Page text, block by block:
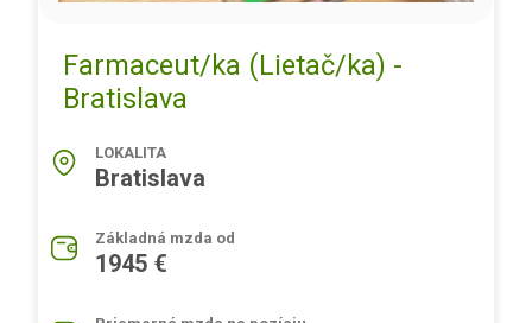
Farmaceut/ka (Lietač/ka) -
Bratislava
LOKALITA
Bratislava
Základná mzda od
1945 €